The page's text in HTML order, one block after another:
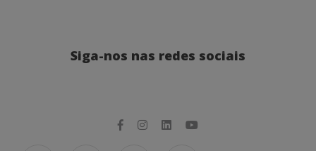
Siga-nos nas redes sociais